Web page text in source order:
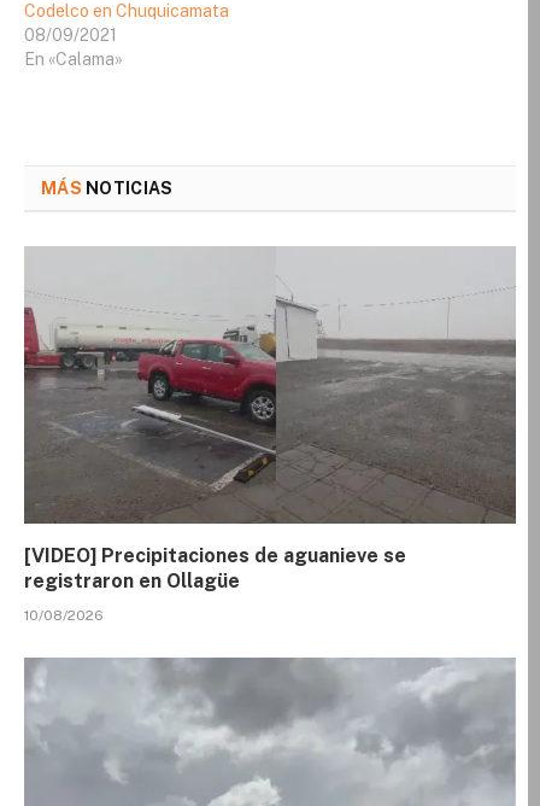
Codelco en Chuquicamata
08/09/2021
En «Calama»
MÁS NOTICIAS
[VIDEO] Precipitaciones de aguanieve se
registraron en Ollagüe
10/08/2026